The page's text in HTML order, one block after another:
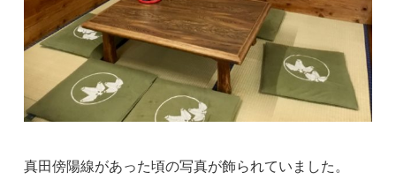
真田傍陽線があった頃の写真が飾られていました。